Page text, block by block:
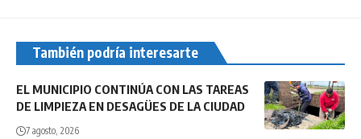
También podría interesarte
EL MUNICIPIO CONTINÚA CON LAS TAREAS
DE LIMPIEZA EN DESAGÜES DE LA CIUDAD
7 agosto, 2026